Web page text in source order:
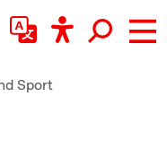
Sport